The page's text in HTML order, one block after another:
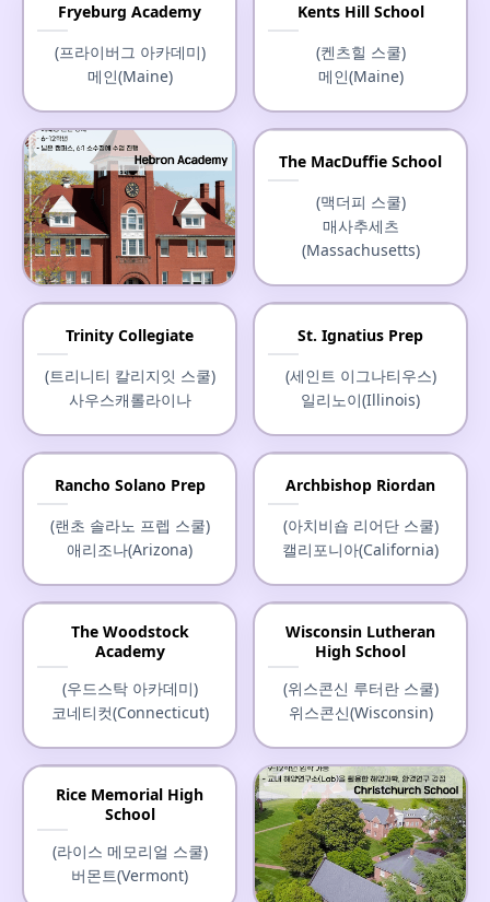
Fryeburg Academy
(프라이버그 아카데미)
메인(Maine)
Kents Hill School
(켄츠힐 스쿨)
메인(Maine)
메인(Maine)
The MacDuffie School
(맥더피 스쿨)
매사추세츠
(Massachusetts)
Trinity Collegiate
(트리니티 칼리지잇 스쿨)
사우스캐롤라이나
St. Ignatius Prep
(세인트 이그나티우스)
일리노이(Illinois)
Rancho Solano Prep
(랜초 솔라노 프렙 스쿨)
애리조나(Arizona)
Archbishop Riordan
(아치비숍 리어단 스쿨)
캘리포니아(California)
The Woodstock
Academy
(우드스탁 아카데미)
코네티컷(Connecticut)
Wisconsin Lutheran
High School
(위스콘신 루터란 스쿨)
위스콘신(Wisconsin)
Rice Memorial High
School
(라이스 메모리얼 스쿨)
버몬트(Vermont)